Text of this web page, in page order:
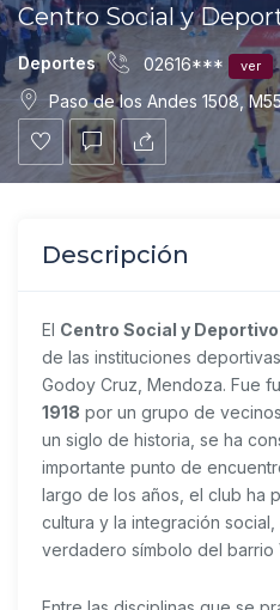
Centro Social y
Deportes 02616*** ver
Paso de los Andes 1508,
Descripción
El Centro Social y
de las instituciones
Godoy Cruz, Mendoza. Fue
1918 por un grupo de
un siglo de historia, se ha
importante punto de
largo de los años, el club ha
cultura y la integración
verdadero símbolo del barrio